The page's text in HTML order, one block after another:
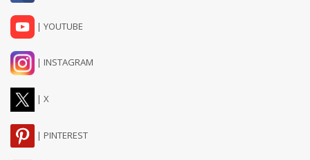
| YOUTUBE
| INSTAGRAM
| X
| PINTEREST